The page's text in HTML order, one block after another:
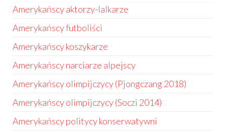
Amerykańscy aktorzy-lalkarze
Amerykańscy futboliści
Amerykańscy koszykarze
Amerykańscy narciarze alpejscy
Amerykańscy olimpijczycy (Pjongczang 2018)
Amerykańscy olimpijczycy (Soczi 2014)
Amerykańscy politycy konserwatywni